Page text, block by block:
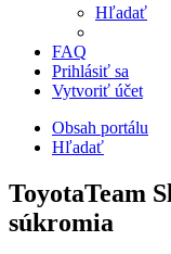
Hľadať
FAQ
Prihlásiť sa
Vytvoriť účet
Obsah portálu
Hľadať
ToyotaTeam
súkromia